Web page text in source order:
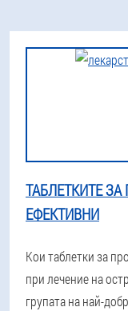
ТАБЛЕТКИТЕ
ЕФЕКТИВНИ
Кои таблетки за
при лечение на
групата на най-